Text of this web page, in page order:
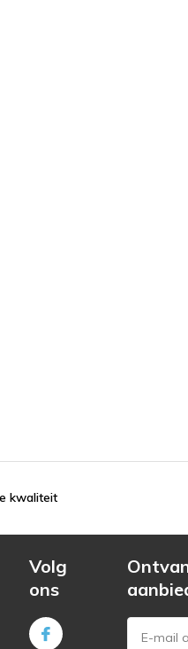
kwaliteit
Volg
ons